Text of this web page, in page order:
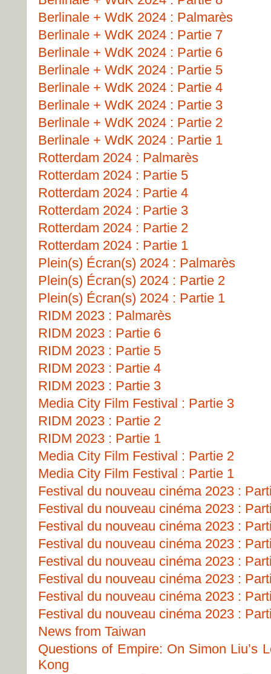
Berlinale + WdK 2024 : Palmarès
Berlinale + WdK 2024 : Partie 7
Berlinale + WdK 2024 : Partie 6
Berlinale + WdK 2024 : Partie 5
Berlinale + WdK 2024 : Partie 4
Berlinale + WdK 2024 : Partie 3
Berlinale + WdK 2024 : Partie 2
Berlinale + WdK 2024 : Partie 1
Rotterdam 2024 : Palmarès
Rotterdam 2024 : Partie 5
Rotterdam 2024 : Partie 4
Rotterdam 2024 : Partie 3
Rotterdam 2024 : Partie 2
Rotterdam 2024 : Partie 1
Plein(s) Écran(s) 2024 : Palmarès
Plein(s) Écran(s) 2024 : Partie 2
Plein(s) Écran(s) 2024 : Partie 1
RIDM 2023 : Palmarès
RIDM 2023 : Partie 6
RIDM 2023 : Partie 5
RIDM 2023 : Partie 4
RIDM 2023 : Partie 3
Media City Film Festival : Partie 3
RIDM 2023 : Partie 2
RIDM 2023 : Partie 1
Media City Film Festival : Partie 2
Media City Film Festival : Partie 1
Festival du nouveau cinéma 2023 :
Festival du nouveau cinéma 2023 :
Festival du nouveau cinéma 2023 :
Festival du nouveau cinéma 2023 :
Festival du nouveau cinéma 2023 :
Festival du nouveau cinéma 2023 :
Festival du nouveau cinéma 2023 :
Festival du nouveau cinéma 2023 :
News from Taiwan
Questions of Empire: On Simon Liu’s
Kong